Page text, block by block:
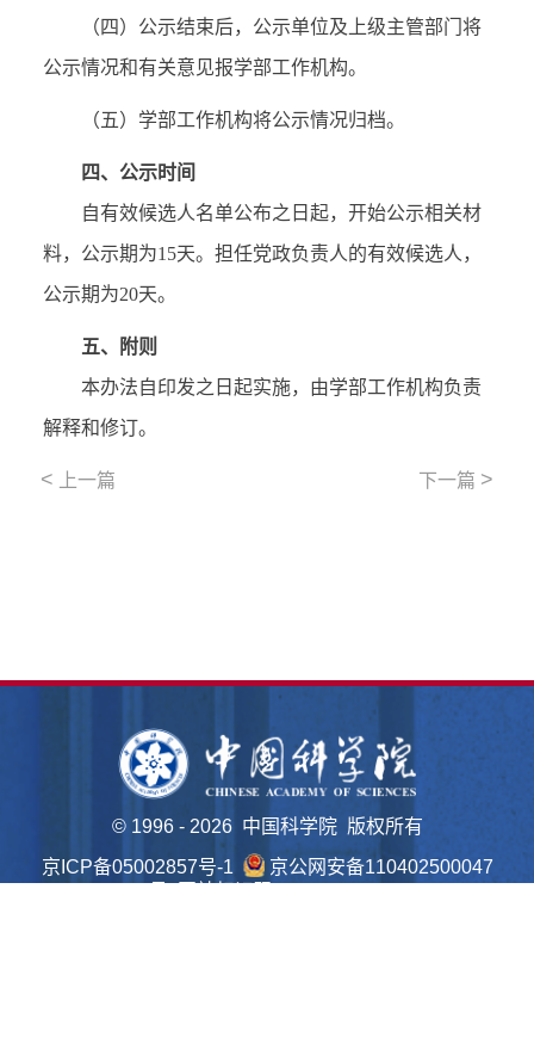
（四）公示结束后，公示单位及上级主管部门将
公示情况和有关意见报学部工作机构。
（五）学部工作机构将公示情况归档。
四、公示时间
自有效候选人名单公布之日起，开始公示相关材
料，公示期为15天。担任党政负责人的有效候选人，
公示期为20天。
五、附则
本办法自印发之日起实施，由学部工作机构负责
解释和修订。
< 上一篇 下一篇 >
© 1996 - 2026 中国科学院 版权所有
京ICP备05002857号-1
京公网安备110402500047